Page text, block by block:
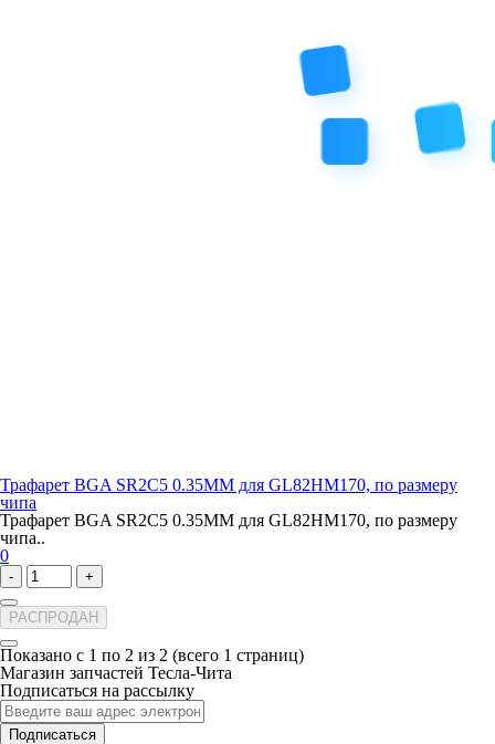
Трафарет BGA SR2C5 0.35MM для GL82HM170, по размеру
чипа
Трафарет BGA SR2C5 0.35MM для GL82HM170, по размеру
чипа..
0
- +
РАСПРОДАН
Показано с 1 по 2 из 2 (всего 1 страниц)
Магазин запчастей Тесла-Чита
Подписаться на рассылку
Подписаться